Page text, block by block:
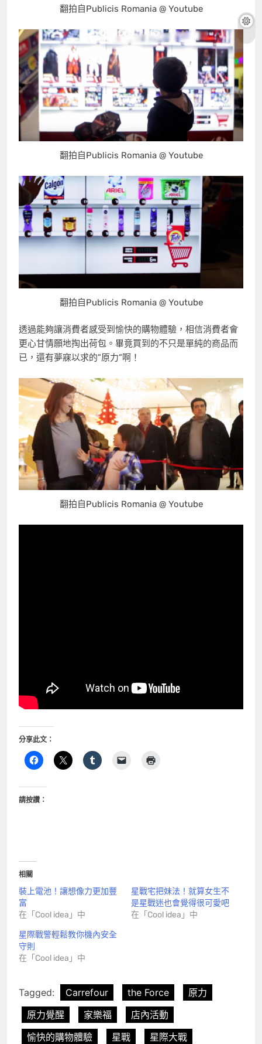
翻拍自Publicis Romania @ Youtube
翻拍自Publicis Romania @ Youtube
翻拍自Publicis Romania @ Youtube
透過能夠讓消費者感受到愉快的購物體驗，相信消費者會
更心甘情願地掏出荷包。畢竟買到的不只是單純的商品而
已，還有夢寐以求的”原力”啊！
翻拍自Publicis Romania @ Youtube
分享此文：
請按讚：
相關
裝上電池！讓想像力更加豐
富
在「Cool idea」中
星戰宅把妹法！就算女生不
是星戰迷也會覺得很可愛吧
在「Cool idea」中
星際戰警輕鬆教你機內安全
守則
在「Cool idea」中
Tagged: Carrefour the Force
原力
原力覺醒
家樂福
店內活動
愉快的購物體驗
星戰
星際大戰